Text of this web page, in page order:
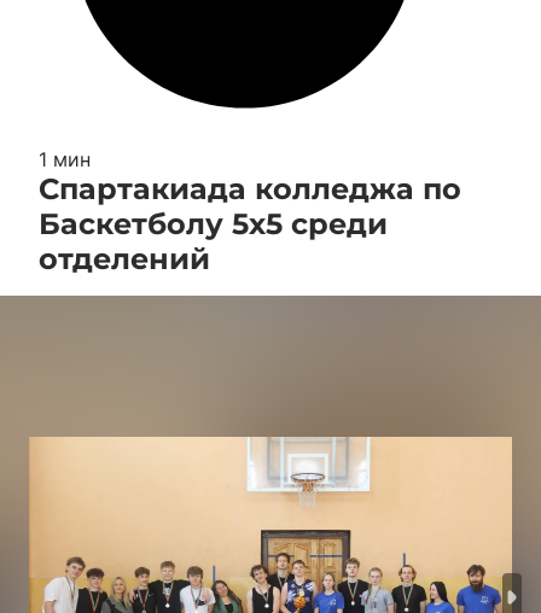
1 мин
Спартакиада колледжа по
Баскетболу 5х5 среди
отделений